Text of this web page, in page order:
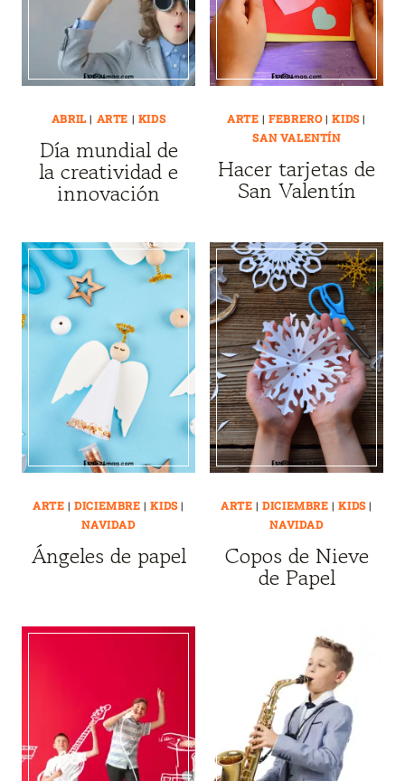
ABRIL| ARTE | KIDS
Día mundial de
la creatividad e
innovación
ARTE |FEBRERO|KIDS|
SAN VALENTÍN
Hacer tarjetas de
San Valentín
ARTE |DICIEMBRE |KIDS|
NAVIDAD
Ángeles de papel
ARTE |DICIEMBRE |KIDS|
NAVIDAD
Copos de Nieve
de Papel